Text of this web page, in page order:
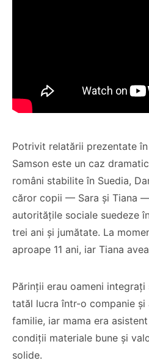
Potrivit relatării prezentate
Samson este un caz
români stabilite în Suedia,
căror copii — Sara și Tiana
autoritățile sociale suedeze
trei ani și jumătate. La
aproape 11 ani, iar Tiana
Părinții erau oameni
tatăl lucra într-o companie și
familie, iar mama era
condiții materiale bune și
solide.